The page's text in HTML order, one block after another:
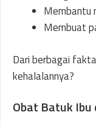
Membantu
Membuat
Dari berbagai
kehalalannya?
Obat Batuk Ibu